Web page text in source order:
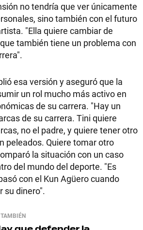
no tendría que ver únicamente
sino también con el futuro
"Ella quiere cambiar de
también tiene un problema con
esa versión y aseguró que la
un rol mucho más activo en
de su carrera. "Hay un
de su carrera. Tini quiere
no el padre, y quiere tener otro
peleados. Quiere tomar otro
la situación con un caso
del mundo del deporte. "Es
con el Kun Agüero cuando
su dinero".